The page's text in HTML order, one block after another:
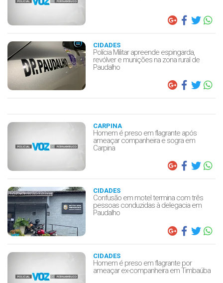
CIDADES
Polícia Militar apreende espingarda,
revólver e munições na zona rural de
Paudalho
CARPINA
Homem é preso em flagrante após
ameaçar companheira e sogra em
Carpina
CIDADES
Confusão em motel termina com três
pessoas conduzidas à delegacia em
Paudalho
CIDADES
Homem é preso em flagrante por
ameaçar ex-companheira em Timbaúba